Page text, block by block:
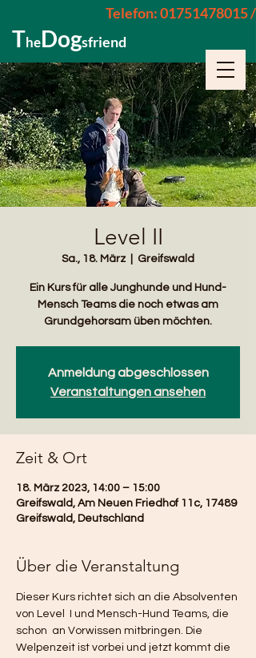
TheDogsfriend
Telefon: 01751478015 /
Level II
Sa., 18. März Greifswald
Ein Kurs für alle Junghunde und Hund-
Mensch Teams die noch etwas am
Grundgehorsam üben möchten.
Anmeldung abgeschlossen
Veranstaltungen ansehen
Zeit & Ort
18. März 2023, 14:00 – 15:00
Greifswald, Am Neuen Friedhof 11c, 17489
Greifswald, Deutschland
Über die Veranstaltung
Dieser Kurs richtet sich an die Absolventen
von Level  I und Mensch-Hund Teams, die
schon  an Vorwissen mitbringen. Die
Welpenzeit ist vorbei und jetzt kommt die